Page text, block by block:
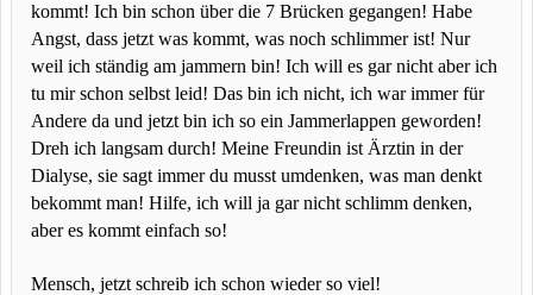
kommt! Ich bin schon über die 7 Brücken gegangen! Habe
Angst, dass jetzt was kommt, was noch schlimmer ist! Nur
weil ich ständig am jammern bin! Ich will es gar nicht aber ich
tu mir schon selbst leid! Das bin ich nicht, ich war immer für
Andere da und jetzt bin ich so ein Jammerlappen geworden!
Dreh ich langsam durch! Meine Freundin ist Ärztin in der
Dialyse, sie sagt immer du musst umdenken, was man denkt
bekommt man! Hilfe, ich will ja gar nicht schlimm denken,
aber es kommt einfach so!
Mensch, jetzt schreib ich schon wieder so viel!